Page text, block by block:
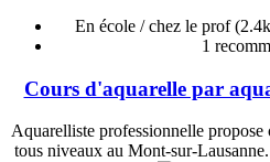
En école / chez le prof
1
Cours d'aquarelle par
Aquarelliste professionnelle propose
tous niveaux au Mont-sur-